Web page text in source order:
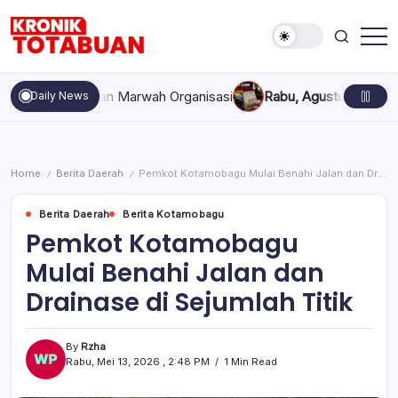
content
Totabuan
hari
ini
Kronik
Daily News
dan Marwah Organisasi Rabu, Agustus 5, 2026 , 11:44
Home / Berita Daerah / Pemkot Kotamobagu Mulai Benahi Jalan dan Drainase di Sejumlah Titik
Berita Daerah Berita Kotamobagu
Pemkot Kotamobagu
Mulai Benahi Jalan dan
Drainase di Sejumlah Titik
By Rzha
Rabu, Mei 13, 2026 , 2:48 PM
1 Min Read